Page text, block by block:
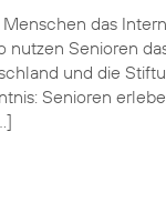
das
nutzen Senioren
und die
Senioren